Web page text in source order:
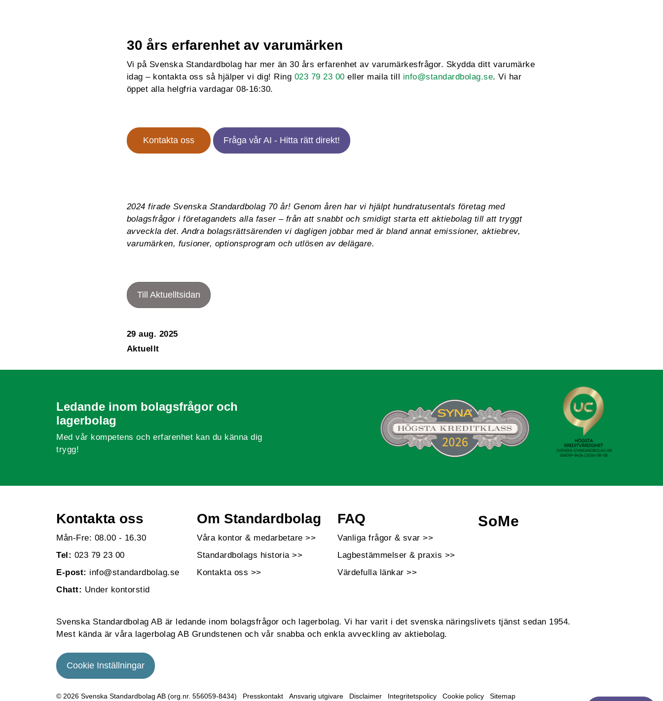
30 års erfarenhet av varumärken
Vi på Svenska Standardbolag har mer än 30 års erfarenhet av varumärkesfrågor. Skydda ditt varumärke
idag – kontakta oss så hjälper vi dig! Ring 023 79 23 00 eller maila till info@standardbolag.se. Vi har
öppet alla helgfria vardagar 08-16:30.
Kontakta oss Fråga vår AI - Hitta rätt direkt!
2024 firade Svenska Standardbolag 70 år! Genom åren har vi hjälpt hundratusentals företag med
bolagsfrågor i företagandets alla faser – från att snabbt och smidigt starta ett aktiebolag till att tryggt
avveckla det. Andra bolagsrättsärenden vi dagligen jobbar med är bland annat emissioner, aktiebrev,
varumärken, fusioner, optionsprogram och utlösen av delägare.
Till Aktuelltsidan
29 aug. 2025
Aktuellt
Ledande inom bolagsfrågor och
lagerbolag
Med vår kompetens och erfarenhet kan du känna dig
trygg!
Kontakta oss
Mån-Fre: 08.00 - 16.30
Tel: 023 79 23 00
E-post: info@standardbolag.se
Chatt: Under kontorstid
Om Standardbolag
Våra kontor & medarbetare >>
Standardbolags historia >>
Kontakta oss >>
FAQ
Vanliga frågor & svar >>
Lagbestämmelser & praxis >>
Värdefulla länkar >>
SoMe
Svenska Standardbolag AB är ledande inom bolagsfrågor och lagerbolag. Vi har varit i det svenska näringslivets tjänst sedan 1954.
Mest kända är våra lagerbolag AB Grundstenen och vår snabba och enkla avveckling av aktiebolag.
Cookie Inställningar
© 2026 Svenska Standardbolag AB (org.nr. 556059­-8434) Presskontakt Ansvarig utgivare Disclaimer Integritetspolicy Cookie policy Sitemap